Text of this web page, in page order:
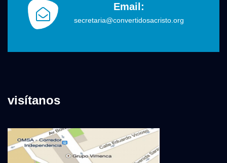
Email:
secretaria@convertidosacristo.org
visítanos